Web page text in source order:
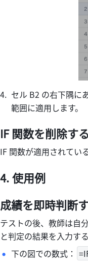
セル B2 の右下隅に
範囲に適用します。
IF 関数を削除する
IF 関数が適用されてい
使用例
成績を即時判断
テストの後、教師は自
と判定の結果を入力す
下の図での数式：